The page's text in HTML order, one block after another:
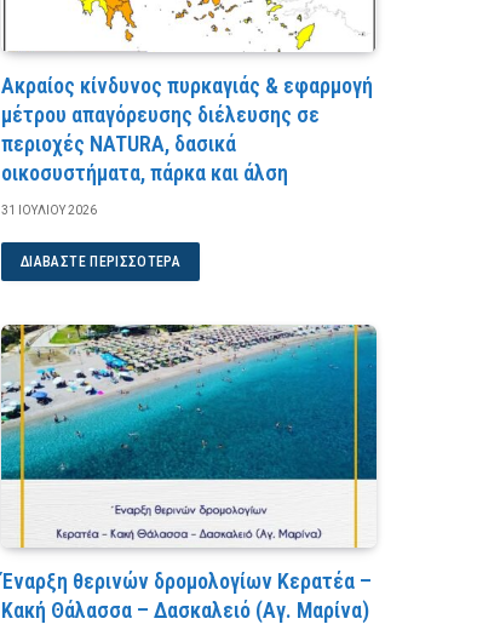
Ακραίος κίνδυνος πυρκαγιάς & εφαρμογή
μέτρου απαγόρευσης διέλευσης σε
περιοχές NATURA, δασικά
οικοσυστήματα, πάρκα και άλση
31 ΙΟΥΛΊΟΥ 2026
ΔΙΑΒΆΣΤΕ ΠΕΡΙΣΣΌΤΕΡΑ
Έναρξη θερινών δρομολογίων Κερατέα –
Κακή Θάλασσα – Δασκαλειό (Αγ. Μαρίνα)